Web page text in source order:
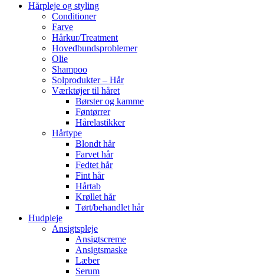
Hårpleje og styling
Conditioner
Farve
Hårkur/Treatment
Hovedbundsproblemer
Olie
Shampoo
Solprodukter – Hår
Værktøjer til håret
Børster og kamme
Føntørrer
Hårelastikker
Hårtype
Blondt hår
Farvet hår
Fedtet hår
Fint hår
Hårtab
Krøllet hår
Tørt/behandlet hår
Hudpleje
Ansigtspleje
Ansigtscreme
Ansigtsmaske
Læber
Serum